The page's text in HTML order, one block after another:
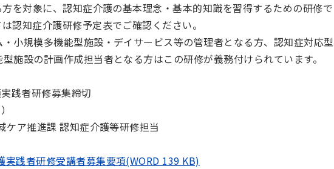
を対象に、認知症介護の基本理念・基本的知識を習得するための研修で
認知症介護研修予定表でご確認ください。
小規模多機能型施設・デイサービス等の管理者となる方、認知症対応型
施設の計画作成担当者となる方はこの研修が義務付けられています。
践者研修募集締切
ア推進課 認知症介護等研修担当
践者研修受講者募集要項(WORD 139 KB)